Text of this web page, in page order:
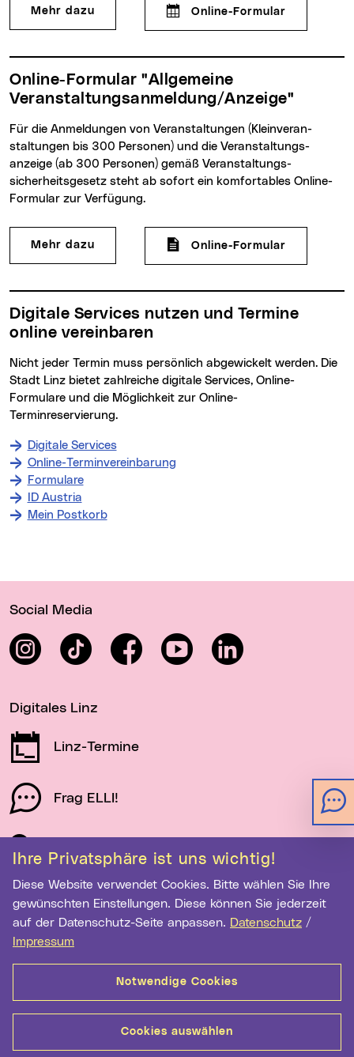
Ihre Privatsphäre ist uns wichtig!
Diese Website verwendet Cookies. Bitte wählen Sie Ihre
gewünschten Einstellungen. Diese können Sie jederzeit
auf der Datenschutz-Seite anpassen. Datenschutz /
Impressum
Notwendige Cookies
Cookies auswählen
Mehr dazu Online-Formular
Online-Formular "Allgemeine
Veranstaltungsanmeldung/Anzeige"
Für die Anmeldungen von Veranstaltungen (Klein­veran­
staltungen bis 300 Personen) und die Veranstaltungs­
anzeige (ab 300 Personen) gemäß Veranstaltungs­
sicherheits­gesetz steht ab sofort ein komfortables Online-
Formular zur Verfügung.
Mehr dazu Online-Formular
Digitale Services nutzen und Termine
online vereinbaren
Nicht jeder Termin muss persönlich abgewickelt werden. Die
Stadt Linz bietet zahlreiche digitale Services, Online-
Formulare und die Möglichkeit zur Online-
Terminreservierung.
Digitale Services
Online-Terminvereinbarung
Formulare
ID Austria
Mein Postkorb
Social Media
InstagramTikTok FacebookYouTube LinkedIn
Digitales Linz
Linz-Termine
Frag ELLI!
Schau auf Linz
Newsletter-Anmeldung
E-Mail-Adresse eingeben
Anmelden